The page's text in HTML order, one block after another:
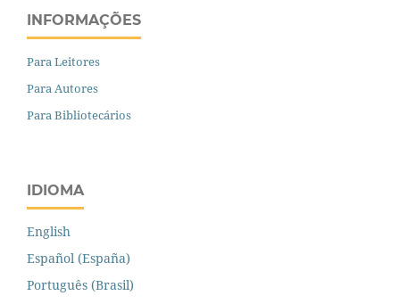
INFORMAÇÕES
Para Leitores
Para Autores
Para Bibliotecários
IDIOMA
English
Español (España)
Português (Brasil)